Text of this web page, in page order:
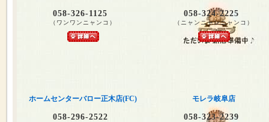
058-326-1125
（ワンワンニャンコ）
058-324-2225
（ニャンニャンニャンコ）
ホームセンターバロー正木店(FC)
058-296-2522
モレラ岐阜店
058-323-2239